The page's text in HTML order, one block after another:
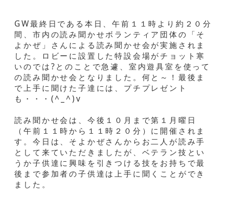
GW最終日である本日、午前１１時より約２０分
間、市内の読み聞かせボランティア団体の「そ
よかぜ」さんによる読み聞かせ会が実施されま
した。ロビーに設置した特設会場がチョット寒
いのでは?とのことで急遽、室内遊具室を使って
の読み聞かせ会となりました。何と～！最後ま
で上手に聞けた子達には、プチプレゼント
も・・・(^_^)v
読み聞かせ会は、今後１０月まで第１月曜日
（午前１１時から１１時２０分）に開催されま
す。今日は、そよかぜさんからお二人が読み手
として来ていただきましたが、ベテラン技とい
うか子供達に興味を引きつける技をお持ちで最
後まで参加者の子供達は上手に聞くことができ
ました。